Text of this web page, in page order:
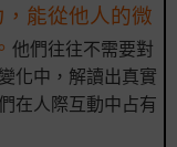
能從他人的微
他們往往不需要對
化中，解讀出真實
在人際互動中占有